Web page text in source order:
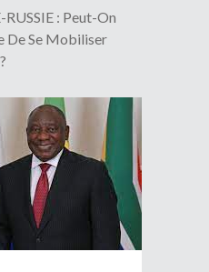
: Peut-On
De Se Mobiliser